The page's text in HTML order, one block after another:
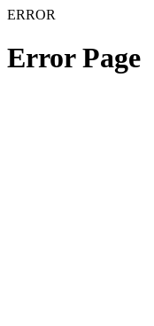
ERROR
Error Page